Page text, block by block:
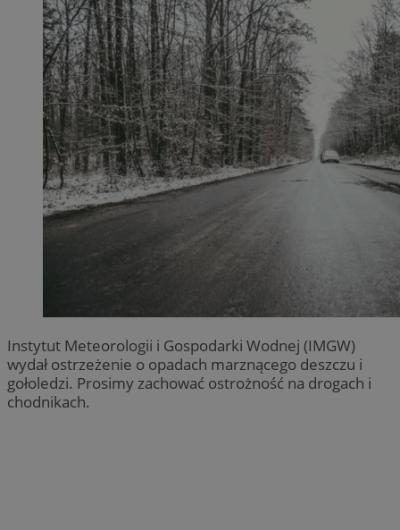
Instytut Meteorologii i Gospodarki Wodnej (IMGW)
wydał ostrzeżenie o opadach marznącego deszczu i
gołoledzi. Prosimy zachować ostrożność na drogach i
chodnikach.